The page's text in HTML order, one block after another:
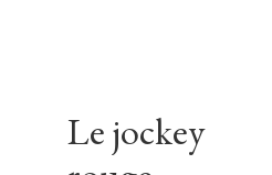
Le jockey